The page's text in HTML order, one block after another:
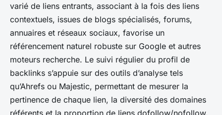
varié de liens entrants, associant à la fois des liens
contextuels, issues de blogs spécialisés, forums,
annuaires et réseaux sociaux, favorise un
référencement naturel robuste sur Google et autres
moteurs recherche. Le suivi régulier du profil de
backlinks s’appuie sur des outils d’analyse tels
qu’Ahrefs ou Majestic, permettant de mesurer la
pertinence de chaque lien, la diversité des domaines